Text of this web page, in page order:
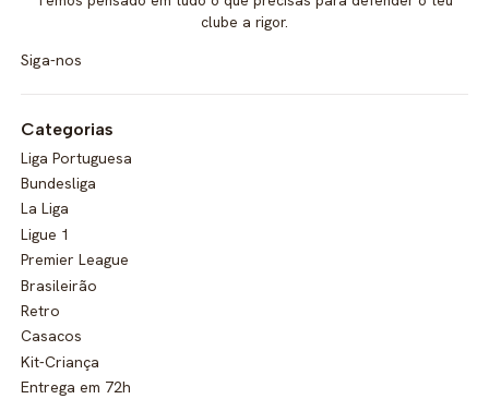
clube a rigor.
Siga-nos
Categorias
Liga Portuguesa
Bundesliga
La Liga
Ligue 1
Premier League
Brasileirão
Retro
Casacos
Kit-Criança
Entrega em 72h